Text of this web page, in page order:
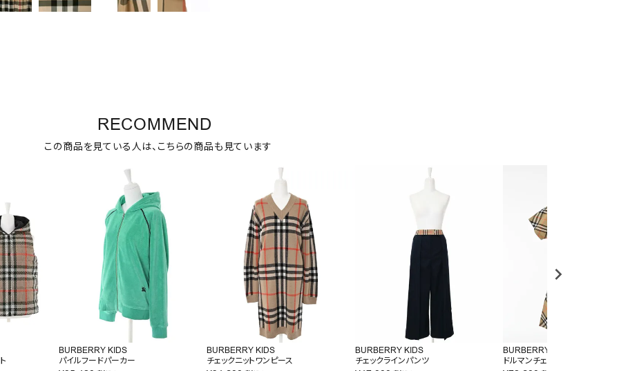
RECOMMEND
この商品を見ている人は、こちらの商品も見ています
BURBERRY KIDS
パイルフードパーカー
BURBERRY KIDS
チェックニットワンピース
BURBERRY KIDS
チェックラインパンツ
BURBERRY KIDS
ドルマンチェックワンピース